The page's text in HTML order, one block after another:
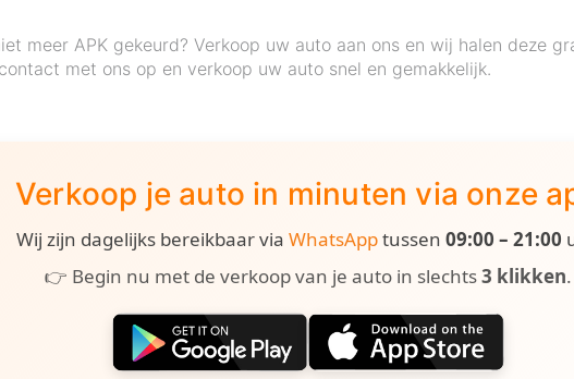
meer APK gekeurd? Verkoop uw auto aan ons en wij halen deze
met ons op en verkoop uw auto snel en gemakkelijk.
Verkoop je auto in minuten via onze
Wij zijn dagelijks bereikbaar via WhatsApptussen 09:00 – 21:00
👉 Begin nu met de verkoop van je auto in slechts3 klikken.